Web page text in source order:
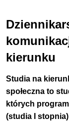
kierunku
Studia na
społeczna to
których
(studia I